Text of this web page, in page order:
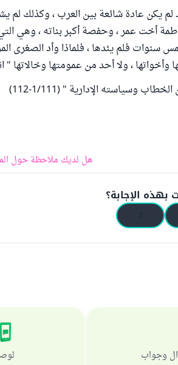
يكن عادة شائعة بين العرب ، وكذلك لم
أخت عمر ، وحفصة أكبر بناته ، وهي
فلم يئدها ، فلماذا وأد الصغرى
، ولا أحد من عمومتها وخالاتها "
الإدارية " (1/111-112)
هل لديك ملاحظة حول
الإجابة؟
وجواب